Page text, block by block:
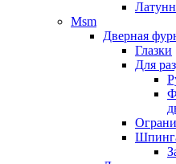
Msm
Дверная
Глазки
Для